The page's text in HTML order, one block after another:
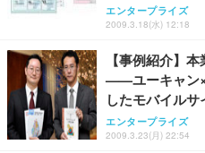
エンタープライズ
2009.3.18(水) 12:18
【事例紹介】
——ユーキャン
したモバイルサ
エンタープライズ
2009.3.23(月) 22:54